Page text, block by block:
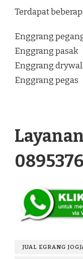
Terdapat
Enggrang
Enggrang pasak
Enggrang
Enggrang pegas
JUAL EGRANG